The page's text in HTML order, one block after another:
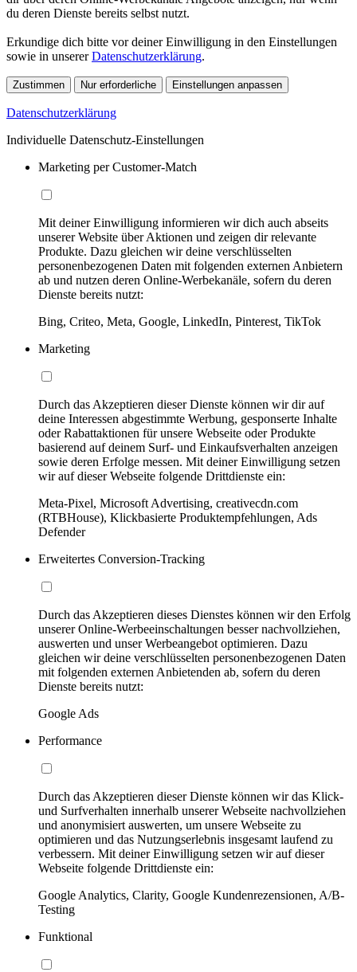
du deren Dienste bereits selbst nutzt.
Erkundige dich bitte vor deiner Einwilligung in den Einstellungen
sowie in unsererDatenschutzerklärung.
Zustimmen Nur erforderliche Einstellungen anpassen
Datenschutzerklärung
Individuelle Datenschutz-Einstellungen
Marketing per Customer-Match
Mit deiner Einwilligung informieren wir dich auch abseits
unserer Website über Aktionen und zeigen dir relevante
Produkte. Dazu gleichen wir deine verschlüsselten
personenbezogenen Daten mit folgenden externen Anbietern
ab und nutzen deren Online-Werbekanäle, sofern du deren
Dienste bereits nutzt:
Bing, Criteo, Meta, Google, LinkedIn, Pinterest, TikTok
Marketing
Durch das Akzeptieren dieser Dienste können wir dir auf
deine Interessen abgestimmte Werbung, gesponserte Inhalte
oder Rabattaktionen für unsere Webseite oder Produkte
basierend auf deinem Surf- und Einkaufsverhalten anzeigen
sowie deren Erfolge messen. Mit deiner Einwilligung setzen
wir auf dieser Webseite folgende Drittdienste ein:
Meta-Pixel, Microsoft Advertising, creativecdn.com
(RTBHouse), Klickbasierte Produktempfehlungen, Ads
Defender
Erweitertes Conversion-Tracking
Durch das Akzeptieren dieses Dienstes können wir den Erfolg
unserer Online-Werbeeinschaltungen besser nachvollziehen,
auswerten und unser Werbeangebot optimieren. Dazu
gleichen wir deine verschlüsselten personenbezogenen Daten
mit folgenden externen Anbietenden ab, sofern du deren
Dienste bereits nutzt:
Google Ads
Performance
Durch das Akzeptieren dieser Dienste können wir das Klick-
und Surfverhalten innerhalb unserer Webseite nachvollziehen
und anonymisiert auswerten, um unsere Webseite zu
optimieren und das Nutzungserlebnis insgesamt laufend zu
verbessern. Mit deiner Einwilligung setzen wir auf dieser
Webseite folgende Drittdienste ein:
Google Analytics, Clarity, Google Kundenrezensionen, A/B-
Testing
Funktional